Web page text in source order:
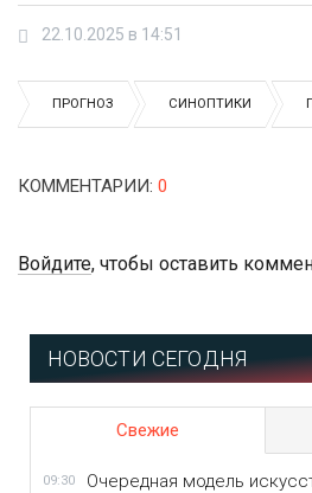
22.10.2025 в 14:51
ПРОГНОЗ СИНОПТИКИ
КОММЕНТАРИИ: 0
Войдите, чтобы оставить
НОВОСТИ СЕГОДНЯ
Свежие
09:30
Очередная модель